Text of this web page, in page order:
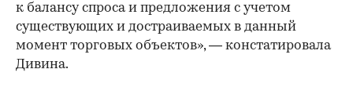
к балансу спроса и предложения с учетом
существующих и достраиваемых в данный
момент торговых объектов», — констатировала
Дивина.